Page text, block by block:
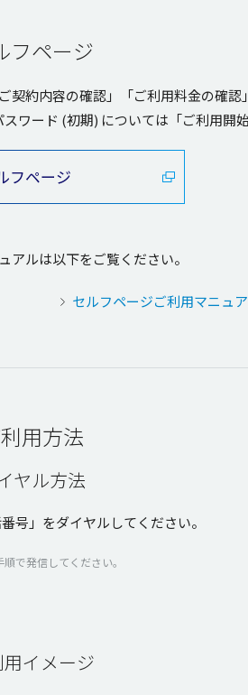
フページ
契約内容の確認」「ご利用料金の確認
ワード (初期) については「ご利用開
フページ
アルは以下をご覧ください。
セルフページご利用マニュ
用方法
ヤル方法
号 」をダイヤルしてください。
順で発信してください。
用イメージ